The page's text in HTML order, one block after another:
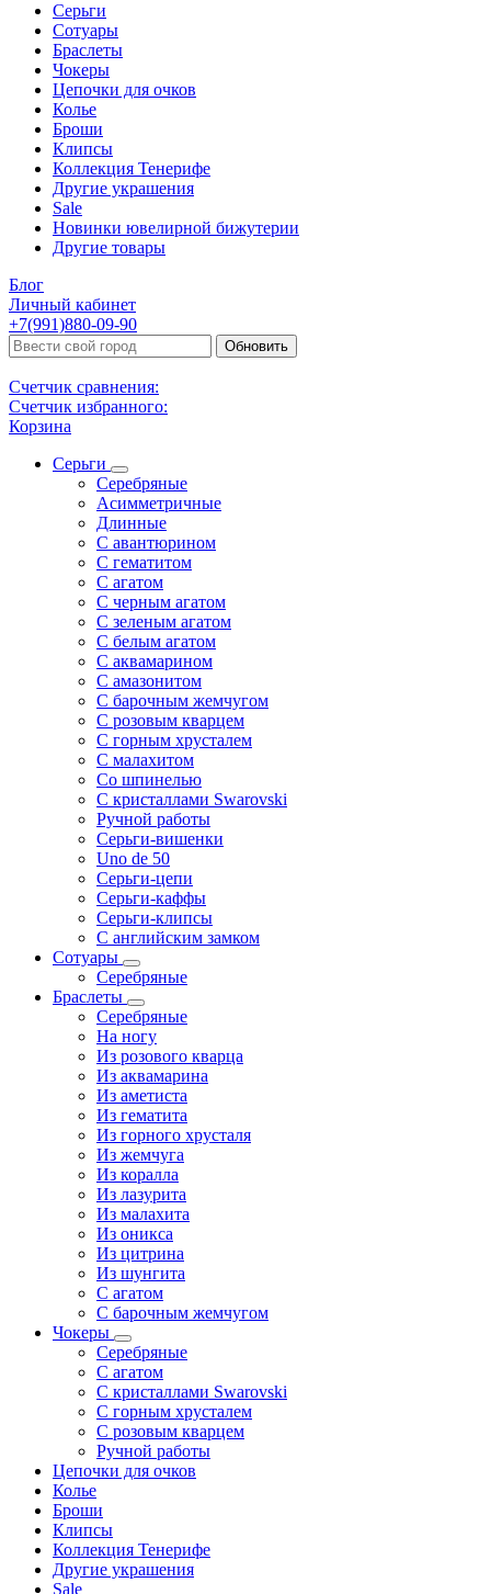
Серьги
Сотуары
Браслеты
Чокеры
Цепочки для очков
Колье
Броши
Клипсы
Коллекция Тенерифе
Другие украшения
Sale
Новинки ювелирной бижутерии
Другие товары
Блог
Личный кабинет
+7(991)880-09-90
Обновить
Счетчик сравнения:
Счетчик избранного:
Корзина
Серьги
Серебряные
Асимметричные
Длинные
С авантюрином
С гематитом
С агатом
С черным агатом
С зеленым агатом
С белым агатом
С аквамарином
С амазонитом
С барочным жемчугом
С розовым кварцем
С горным хрусталем
С малахитом
Со шпинелью
С кристаллами Swarovski
Ручной работы
Серьги-вишенки
Uno de 50
Серьги-цепи
Серьги-каффы
Серьги-клипсы
С английским замком
Сотуары
Серебряные
Браслеты
Серебряные
На ногу
Из розового кварца
Из аквамарина
Из аметиста
Из гематита
Из горного хрусталя
Из жемчуга
Из коралла
Из лазурита
Из малахита
Из оникса
Из цитрина
Из шунгита
С агатом
С барочным жемчугом
Чокеры
Серебряные
С агатом
С кристаллами Swarovski
С горным хрусталем
С розовым кварцем
Ручной работы
Цепочки для очков
Колье
Броши
Клипсы
Коллекция Тенерифе
Другие украшения
Sale